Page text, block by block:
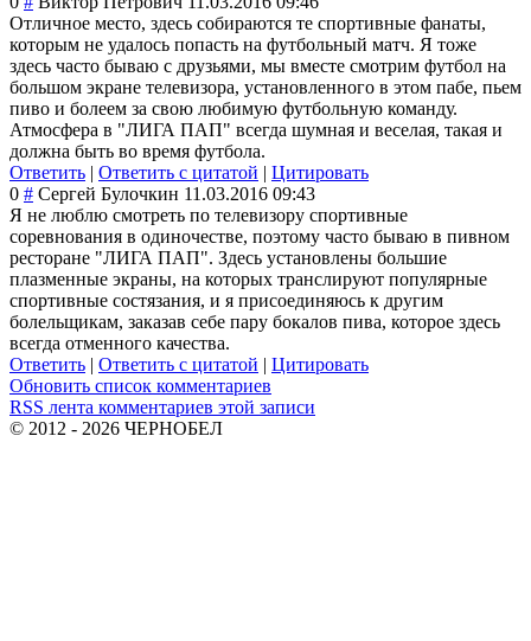
Отличное место, здесь собираются те спортивные фанаты,
которым не удалось попасть на футбольный матч. Я тоже
здесь часто бываю с друзьями, мы вместе смотрим футбол на
большом экране телевизора, установленного в этом пабе, пьем
пиво и болеем за свою любимую футбольную команду.
Атмосфера в "ЛИГА ПАП" всегда шумная и веселая, такая и
должна быть во время футбола.
Ответить | Ответить с цитатой | Цитировать
0 # Сергей Булочкин 11.03.2016 09:43
Я не люблю смотреть по телевизору спортивные
соревнования в одиночестве, поэтому часто бываю в пивном
ресторане "ЛИГА ПАП". Здесь установлены большие
плазменные экраны, на которых транслируют популярные
спортивные состязания, и я присоединяюсь к другим
болельщикам, заказав себе пару бокалов пива, которое здесь
всегда отменного качества.
Ответить | Ответить с цитатой | Цитировать
Обновить список комментариев
RSS лента комментариев этой записи
© 2012 - 2026 ЧЕРНОБЕЛ